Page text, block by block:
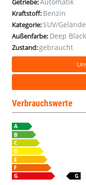
AHK
Matrix
AHK
Matrix
AHK
Matrix
AHK
Matrix
Getriebe:
Kraftstoff: Benzin
Kategorie: SUV/
Außenfarbe: Deep
Zustand: gebraucht
Verbrauchswerte